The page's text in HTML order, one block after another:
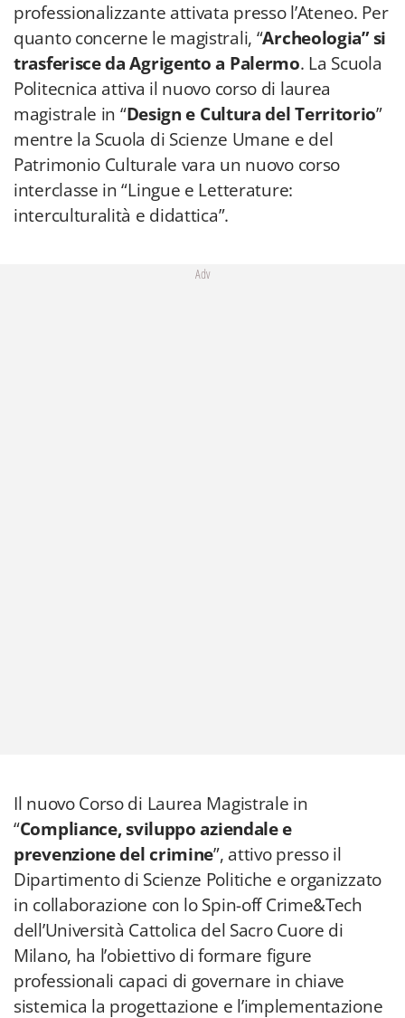
professionalizzante attivata presso l’Ateneo. Per
quanto concerne le magistrali, “Archeologia” si
trasferisce da Agrigento a Palermo. La Scuola
Politecnica attiva il nuovo corso di laurea
magistrale in “Design e Cultura del Territorio”
mentre la Scuola di Scienze Umane e del
Patrimonio Culturale vara un nuovo corso
interclasse in “Lingue e Letterature:
interculturalità e didattica”.
Adv
Il nuovo Corso di Laurea Magistrale in
“Compliance, sviluppo aziendale e
prevenzione del crimine”, attivo presso il
Dipartimento di Scienze Politiche e organizzato
in collaborazione con lo Spin-off Crime&Tech
dell’Università Cattolica del Sacro Cuore di
Milano, ha l’obiettivo di formare figure
professionali capaci di governare in chiave
sistemica la progettazione e l’implementazione